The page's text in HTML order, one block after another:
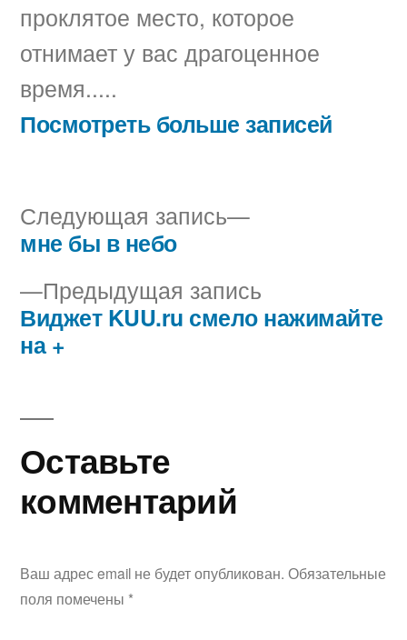
проклятое место, которое
отнимает у вас драгоценное
время.....
Посмотреть больше записей
Навигация
по
записям
Предыдущая запись
запись:
Виджет KUU.ru смело нажимайте
на +
Следующая запись
Следующая
мне бы в небо
Оставьте
комментарий
Ваш адрес email не будет опубликован. Обязательные
поля помечены *